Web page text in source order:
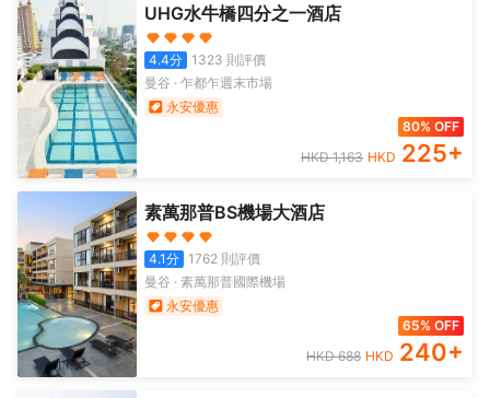
UHG水牛橋四分之一酒店
4.4分 1323 則評價
曼谷 · 乍都乍週末市場
永安優惠
80% OFF
HKD1,163 HKD 225+
素萬那普BS機場大酒店
4.1分 1762 則評價
曼谷 · 素萬那普國際機場
永安優惠
65% OFF
HKD688 HKD 240+